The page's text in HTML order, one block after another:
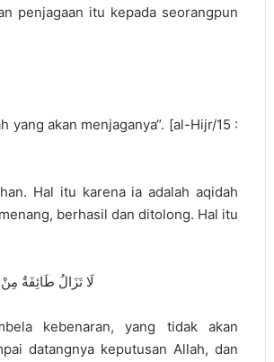
penjagaan itu kepada seorangpun
yang akan menjaganya“. [al-Hijr/15 :
Hal itu karena ia adalah aqidah
berhasil dan ditolong. Hal itu
لَا تَزَالُ طَائِفَةٌ
kebenaran, yang tidak akan
datangnya keputusan Allah, dan